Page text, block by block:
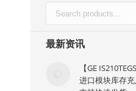
最新资讯
【GE
进口模块库存